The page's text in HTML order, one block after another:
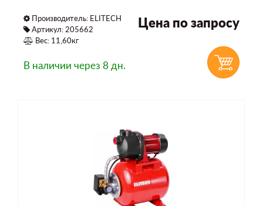
Производитель: ELITECH
Артикул: 205662
Вес: 11,60кг
Цена по запросу
В наличии через 8 дн.